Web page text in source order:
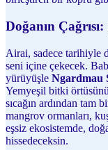
Doğanın
Airai, sadece tarihiyle
seni içine çekecek.
yürüyüşle Ngardmau
Yemyeşil bitki
sıcağın ardından tam
mangrov ormanları,
eşsiz ekosistemde,
hissedeceksin.